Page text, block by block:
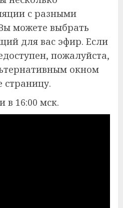
с разными
можете выбрать
для вас эфир. Если
пожалуйста,
окном
страницу.
в 16:00 мск.